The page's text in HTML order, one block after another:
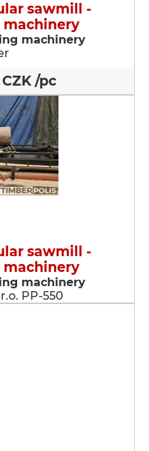
sawmill -
machinery
/pc
sawmill -
machinery
PP-550